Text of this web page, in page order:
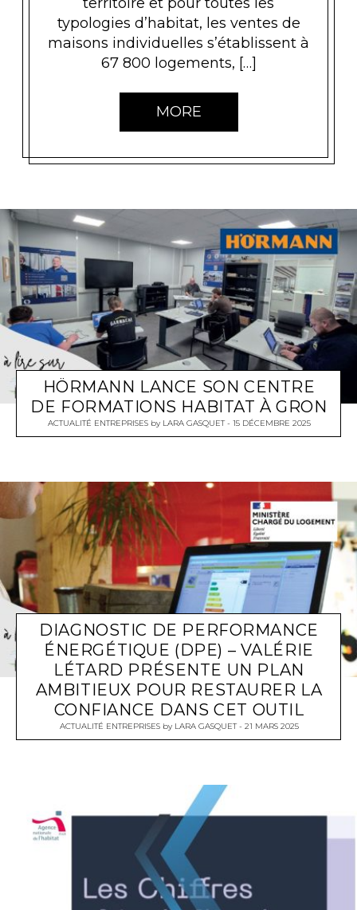
typologies d’habitat, les ventes de
maisons individuelles s’établissent à
67 800 logements, […]
MORE
HÖRMANN LANCE SON CENTRE
DE FORMATIONS HABITAT À GRON
ACTUALITÉ ENTREPRISESby LARA GASQUET 15 DÉCEMBRE 2025
DIAGNOSTIC DE PERFORMANCE
ÉNERGÉTIQUE (DPE) – VALÉRIE
LÉTARD PRÉSENTE UN PLAN
AMBITIEUX POUR RESTAURER LA
CONFIANCE DANS CET OUTIL
ACTUALITÉ ENTREPRISESby LARA GASQUET 21 MARS 2025